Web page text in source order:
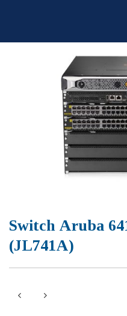
Switch Aruba
(JL741A)